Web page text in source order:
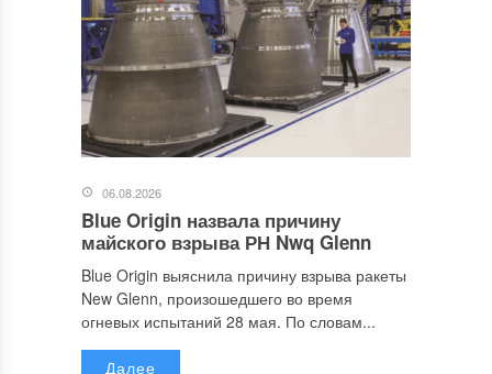
06.08.2026
Blue Origin назвала причину
майского взрыва РН Nwq Glenn
Blue Origin выяснила причину взрыва ракеты
New Glenn, произошедшего во время
огневых испытаний 28 мая. По словам...
Далее